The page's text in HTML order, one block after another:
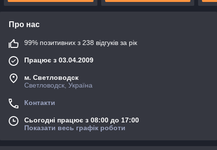
Про нас
99% позитивних з 238 відгуків за рік
Працює з 03.04.2009
м. Светловодск
Светловодск, Україна
Контакти
Сьогодні працює з 08:00 до 17:00
Показати весь графік роботи